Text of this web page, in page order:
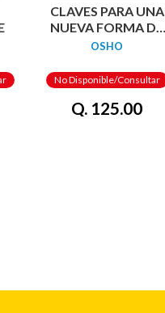
CLAVES PARA UNA
NUEVA FORMA DE
VIVIR 1: ALEGRÍA
SURGE DEL
INTERIOR)
OSHO
No Disponible/Consultar
Q. 125.00